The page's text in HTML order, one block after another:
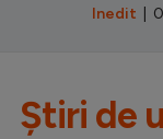
Inedit |
Știri de